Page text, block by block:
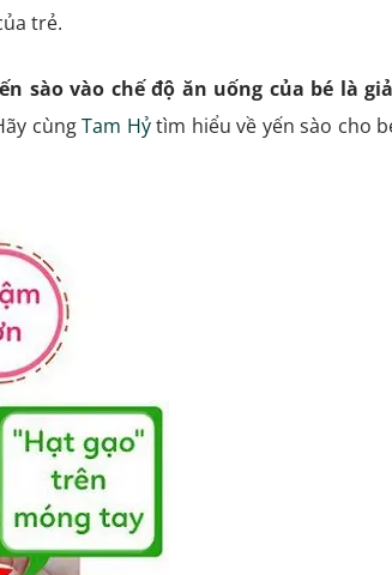
trẻ.
sào vào chế độ ăn uống của bé là
cùngTam Hỷtìm hiểu về yến sào cho